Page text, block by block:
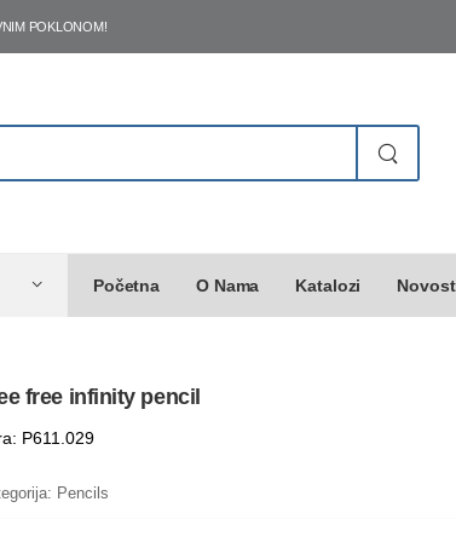
POKLONOM!
Početna O Nama Katalozi
free infinity pencil
P611.029
Pencils